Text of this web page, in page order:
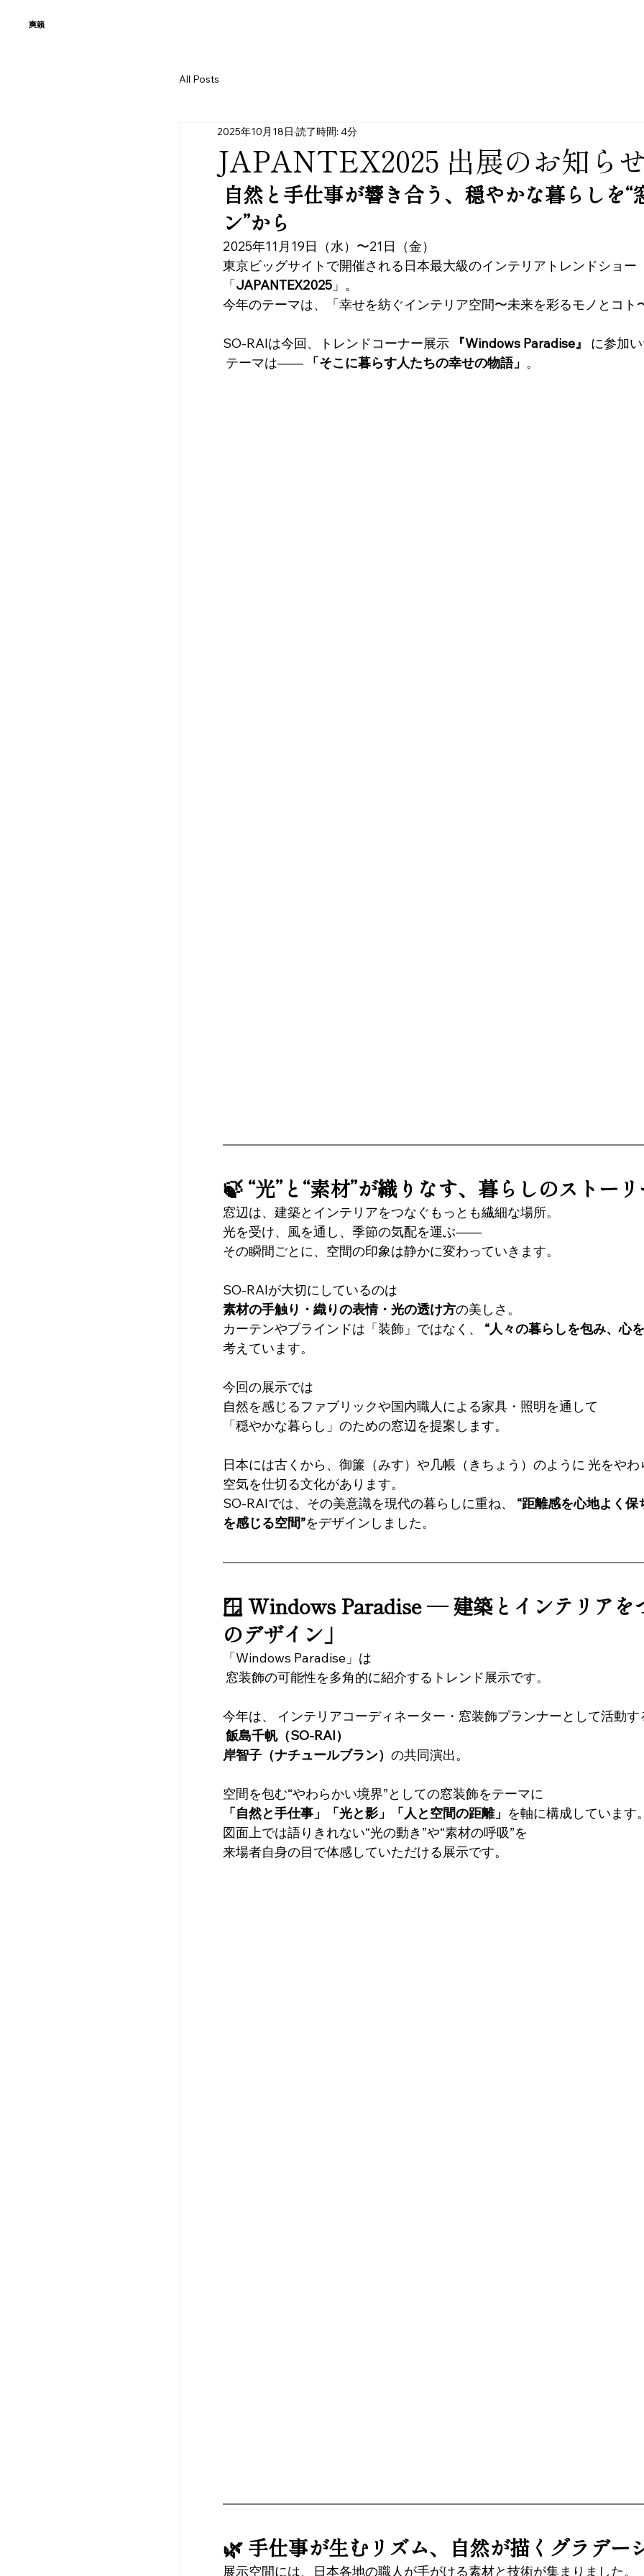
​爽籟
All Posts
JAPANTEX2025 出展のお知ら
2025年10月18日 読了時間: 4分
自然と手仕事が響き合う、穏やかな暮らしを“
ン”から
2025年11月19日（水）〜21日（金）
東京ビッグサイトで開催される日本最大級のインテリアトレンドショー
「JAPANTEX2025」。
今年のテーマは、「幸せを紡ぐインテリア空間〜未来を彩るモノとコト
SO-RAIは今回、トレンドコーナー展示 『Windows Paradise』
に参加
テーマは——
「そこに暮らす人たちの幸せの物語」 。
🍃 “光”と“素材”が織りなす、暮らしのストー
窓辺は、建築とインテリアをつなぐもっとも繊細な場所。
光を受け、風を通し、季節の気配を運ぶ——
その瞬間ごとに、空間の印象は静かに変わっていきます。
SO-RAIが大切にしているのは
素材の手触り・織りの表情・光の透け方の美しさ。
カーテンやブラインドは「装飾」ではなく、 “人々の暮らしを包み、心
考えています。
今回の展示では
自然を感じるファブリックや国内職人による家具・照明を通して
「穏やかな暮らし」のための窓辺を提案します。
日本には古くから、御簾（みす）や几帳（きちょう）のように 光をや
空気を仕切る文化があります。
SO-RAIでは、その美意識を現代の暮らしに重ね、 “距離感を心地よく
を感じる空間”をデザインしました。
🪟 Windows Paradise ― 建築とインテリアを
のデザイン」
「Windows Paradise」は
窓装飾の可能性を多角的に紹介するトレンド展示です。
今年は、 インテリアコーディネーター・窓装飾プランナーとして活動す
飯島千帆（SO-RAI）
岸智子（ナチュールブラン） の共同演出。
空間を包む“やわらかい境界”としての窓装飾をテーマに
「自然と手仕事」「光と影」「人と空間の距離」 を軸に構成しています
図面上では語りきれない“光の動き”や“素材の呼吸”を
来場者自身の目で体感していただける展示です。
🌿 手仕事が生むリズム、自然が描くグラデー
展示空間には、日本各地の職人が手がける素材と技術が集まりました。